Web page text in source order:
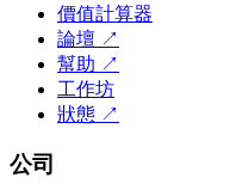
價值計算器
論壇 ↗
幫助 ↗
工作坊
狀態 ↗
公司